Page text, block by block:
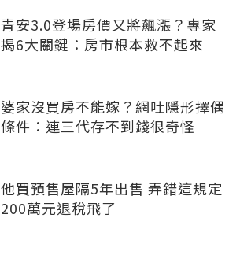
青安3.0登場房價又將飆漲？專家
揭6大關鍵：房市根本救不起來
婆家沒買房不能嫁？網吐隱形擇偶
條件：連三代存不到錢很奇怪
他買預售屋隔5年出售 弄錯這規定
200萬元退稅飛了